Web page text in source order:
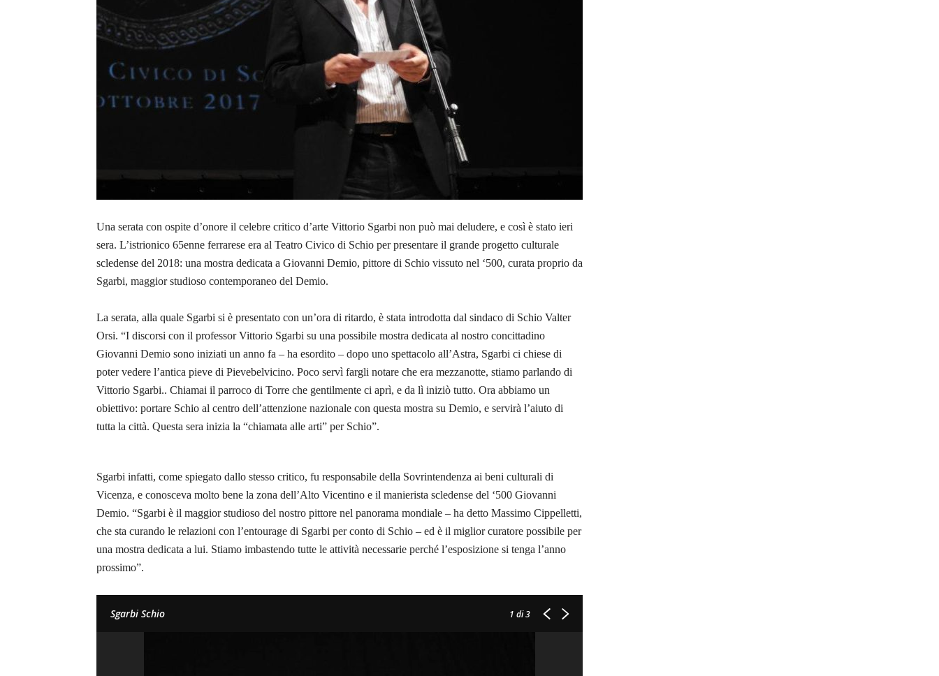
Una serata con ospite d’onore il celebre critico d’arte Vittorio Sgarbi non può mai deludere, e così è stato ieri
sera. L’istrionico 65enne ferrarese era al Teatro Civico di Schio per presentare il grande progetto culturale
scledense del 2018: una mostra dedicata a Giovanni Demio, pittore di Schio vissuto nel ‘500, curata proprio da
Sgarbi, maggior studioso contemporaneo del Demio.
La serata, alla quale Sgarbi si è presentato con un’ora di ritardo, è stata introdotta dal sindaco di Schio Valter
Orsi. “I discorsi con il professor Vittorio Sgarbi su una possibile mostra dedicata al nostro concittadino
Giovanni Demio sono iniziati un anno fa – ha esordito – dopo uno spettacolo all’Astra, Sgarbi ci chiese di
poter vedere l’antica pieve di Pievebelvicino. Poco servì fargli notare che era mezzanotte, stiamo parlando di
Vittorio Sgarbi.. Chiamai il parroco di Torre che gentilmente ci aprì, e da lì iniziò tutto. Ora abbiamo un
obiettivo: portare Schio al centro dell’attenzione nazionale con questa mostra su Demio, e servirà l’aiuto di
tutta la città. Questa sera inizia la “chiamata alle arti” per Schio”.
Sgarbi infatti, come spiegato dallo stesso critico, fu responsabile della Sovrintendenza ai beni culturali di
Vicenza, e conosceva molto bene la zona dell’Alto Vicentino e il manierista scledense del ‘500 Giovanni
Demio. “Sgarbi è il maggior studioso del nostro pittore nel panorama mondiale – ha detto Massimo Cippelletti,
che sta curando le relazioni con l’entourage di Sgarbi per conto di Schio – ed è il miglior curatore possibile per
una mostra dedicata a lui. Stiamo imbastendo tutte le attività necessarie perché l’esposizione si tenga l’anno
prossimo”.
Sgarbi Schio 1 di 3